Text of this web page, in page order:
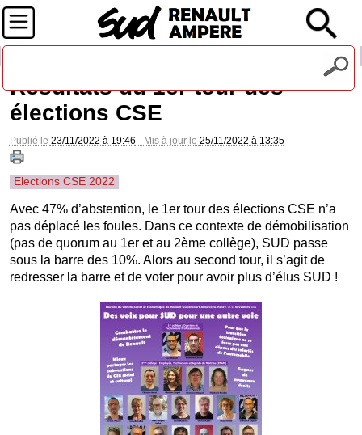
Résultats du 1er tour des
élections CSE
Publié le 23/11/2022 à 19:46 - Mis à jour le 25/11/2022 à 13:35
Elections CSE 2022
Avec 47% d’abstention, le 1er tour des élections CSE n’a
pas déplacé les foules. Dans ce contexte de démobilisation
(pas de quorum au 1er et au 2ème collège), SUD passe
sous la barre des 10%. Alors au second tour, il s’agit de
redresser la barre et de voter pour avoir plus d’élus SUD !